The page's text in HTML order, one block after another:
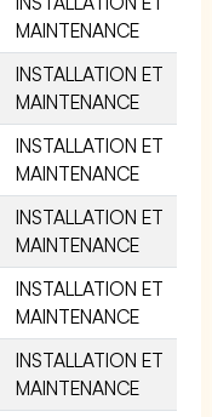
MAINTENANCE
INSTALLATION ET
MAINTENANCE
INSTALLATION ET
MAINTENANCE
INSTALLATION ET
MAINTENANCE
INSTALLATION ET
MAINTENANCE
INSTALLATION ET
MAINTENANCE